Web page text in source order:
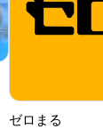
ゼロまる